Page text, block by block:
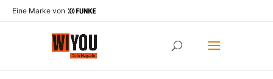
Eine Marke von